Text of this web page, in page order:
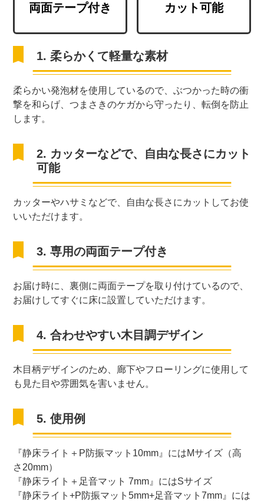
両面テープ付き カット可能
1. 柔らかくて軽量な素材
柔らかい発泡材を使用しているので、ぶつかった時の衝
撃を和らげ、つまさきのケガから守ったり、転倒を防止
します。
2. カッターなどで、自由な長さにカット
可能
カッターやハサミなどで、自由な長さにカットしてお使
いいただけます。
3. 専用の両面テープ付き
お届け時に、裏側に両面テープを取り付けているので、
お届けしてすぐに床に設置していただけます。
4. 合わせやすい木目調デザイン
木目柄デザインのため、廊下やフローリングに使用して
も見た目や雰囲気を害いません。
5. 使用例
『静床ライト＋P防振マット10mm』にはMサイズ（高
さ20mm）
『静床ライト＋足音マット 7mm』にはSサイズ
『静床ライト+P防振マット5mm+足音マット7mm』には